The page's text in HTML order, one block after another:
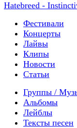
Hatebreed -
Фестивали
Концерты
Лайвы
Клипы
Новости
Статьи
Группы /
Альбомы
Лейблы
Тексты песен